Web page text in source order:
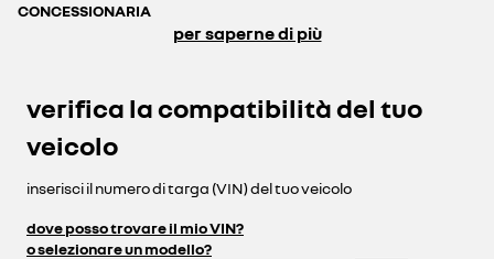
CONCESSIONARIA
per saperne di più
verifica la compatibilità del tuo
veicolo
inserisci il numero di targa (VIN) del tuo veicolo
dove posso trovare il mio VIN?
o selezionare un modello?